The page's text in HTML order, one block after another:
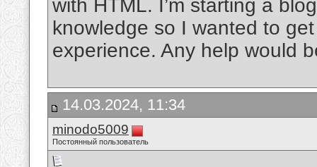
with HTML. I’m starting a
knowledge so I wanted to
experience. Any help would
14.03.2024, 11:34
minodo5009
Постоянный пользователь